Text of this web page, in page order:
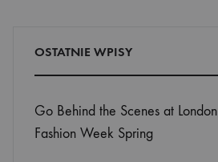
OSTATNIE WPISY
Go Behind the Scenes at London
Fashion Week Spring